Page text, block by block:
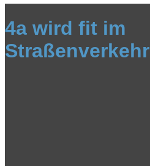
4a wird fit im
Straßenverkehr